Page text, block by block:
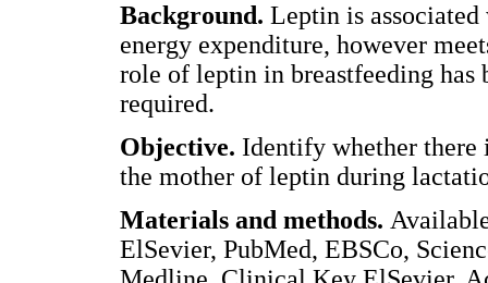
Background. Leptin is
energy expenditure, however
role of leptin in breastfeeding has
required.
Objective. Identify whether there
the mother of leptin during
Materials and methods.
ElSevier, PubMed, EBSCo,